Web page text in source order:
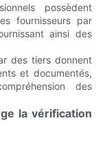
possèdent
fournisseurs par
ainsi des
des tiers donnent
et documentés,
des
la vérification